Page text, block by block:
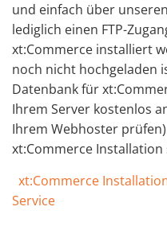
und einfach über
lediglich einen FTP-
xt:Commerce installiert
noch nicht hochgeladen
Datenbank für
Ihrem Server kostenlos
Ihrem Webhoster
xt:Commerce
xt:Commerce
Service